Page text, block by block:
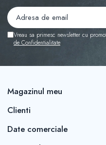
Vreau sa primesc newsletter cu
de Confidentialitate
Magazinul meu
Clienti
Date comerciale